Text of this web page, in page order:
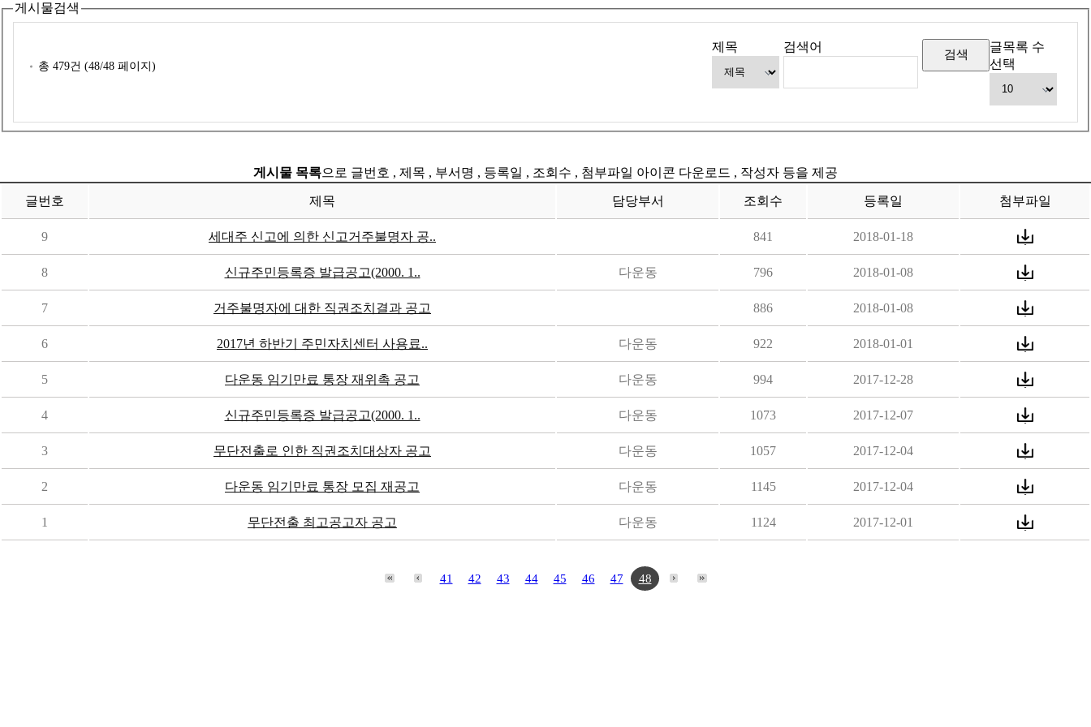
게시물검색
총 479건 (48/48 페이지)
제목 검색어
글목록 수
선택
게시물 목록으로 글번호 , 제목 , 부서명 , 등록일 , 조회수 , 첨부파일 아이콘 다운로드 , 작성자 등을 제공
글번호 제목 담당부서 조회수 등록일 첨부파일
9 세대주 신고에 의한 신고거주불명자 공.. 841 2018-01-18
8 신규주민등록증 발급공고(2000. 1.. 다운동 796 2018-01-08
7 거주불명자에 대한 직권조치결과 공고 886 2018-01-08
6 2017년 하반기 주민자치센터 사용료.. 다운동 922 2018-01-01
5 다운동 임기만료 통장 재위촉 공고 다운동 994 2017-12-28
4 신규주민등록증 발급공고(2000. 1.. 다운동 1073 2017-12-07
3 무단전출로 인한 직권조치대상자 공고 다운동 1057 2017-12-04
2 다운동 임기만료 통장 모집 재공고 다운동 1145 2017-12-04
1 무단전출 최고공고자 공고 다운동 1124 2017-12-01
41 42 43 44 45 46 47 48